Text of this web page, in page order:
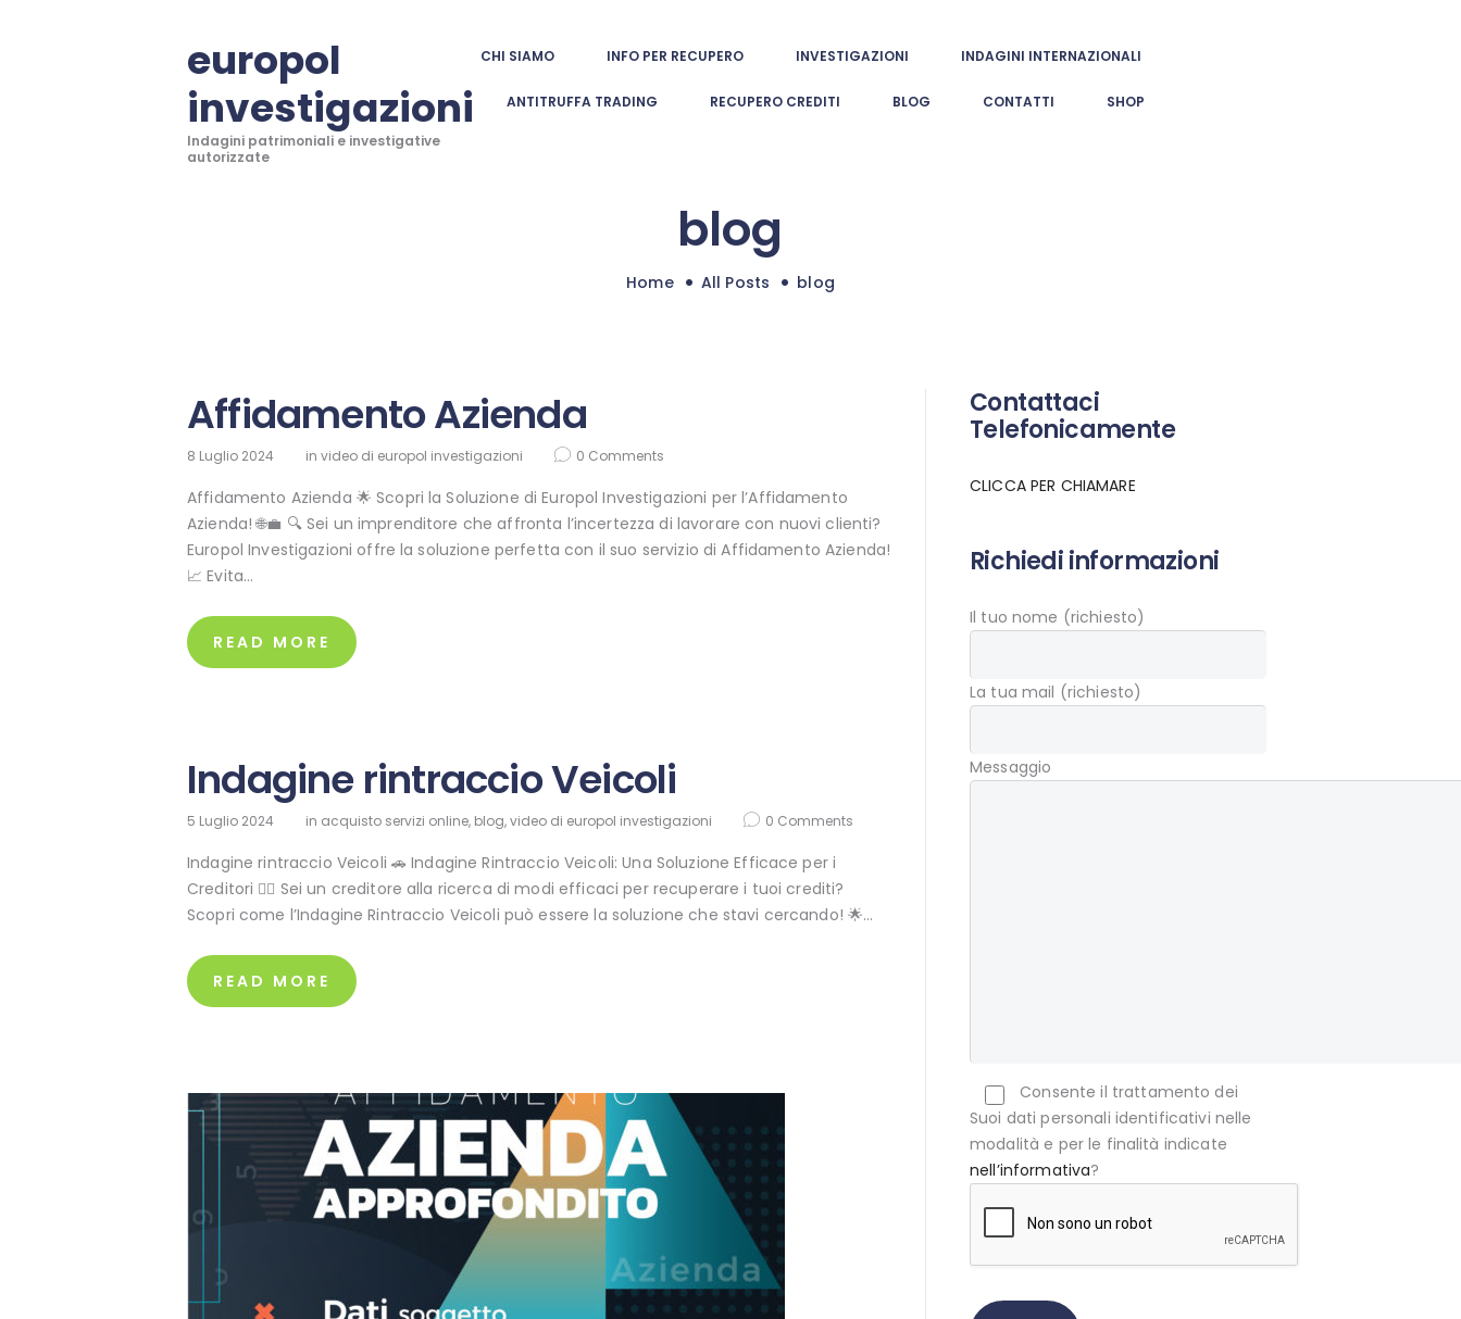
europol
investigazioni
Indagini patrimoniali e investigative
autorizzate
CHI SIAMO INFO PER RECUPERO INVESTIGAZIONI INDAGINI INTERNAZIONALI
ANTITRUFFA TRADING RECUPERO CREDITI BLOG CONTATTI SHOP
blog
Home All Posts blog
europol investigazioni
Indagini patrimoniali e investigative autorizzate
INDAGINI
INTERNAZIONALI
RECUPERO
CREDITI
BLOG
Affidamento Azienda
8 Luglio 2024 in video di europol investigazioni 0 Comments
Affidamento Azienda 🌟 Scopri la Soluzione di Europol Investigazioni per l’Affidamento
Azienda! 🌐💼 🔍 Sei un imprenditore che affronta l’incertezza di lavorare con nuovi clienti?
Europol Investigazioni offre la soluzione perfetta con il suo servizio di Affidamento Azienda!
📈 Evita…
READ MORE
Indagine rintraccio Veicoli
5 Luglio 2024 in acquisto servizi online, blog,video di europol investigazioni 0 Comments
Indagine rintraccio Veicoli 🚗 Indagine Rintraccio Veicoli: Una Soluzione Efficace per i
Creditori 🕵️‍♂️ Sei un creditore alla ricerca di modi efficaci per recuperare i tuoi crediti?
Scopri come l’Indagine Rintraccio Veicoli può essere la soluzione che stavi cercando! 🌟…
READ MORE
Contattaci
Telefonicamente
CLICCA PER CHIAMARE
Richiedi informazioni
Il tuo nome (richiesto)
La tua mail (richiesto)
Messaggio
Consente il trattamento dei
Suoi dati personali identificativi nelle
modalità e per le finalità indicate
nell’informativa?